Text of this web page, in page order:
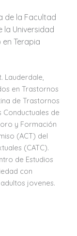
de la Facultad
la Universidad
en Terapia
Lauderdale,
en Trastornos
de Trastornos
Conductuales de
y Formación
(ACT) del
(CATC).
de Estudios
con
jovenes.